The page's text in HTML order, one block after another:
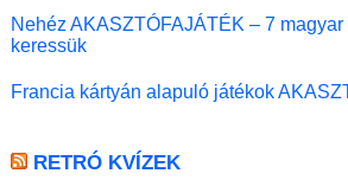
Nehéz AKASZTÓFAJÁTÉK – 7
keressük
Francia kártyán alapuló játékok
RETRÓ KVÍZEK